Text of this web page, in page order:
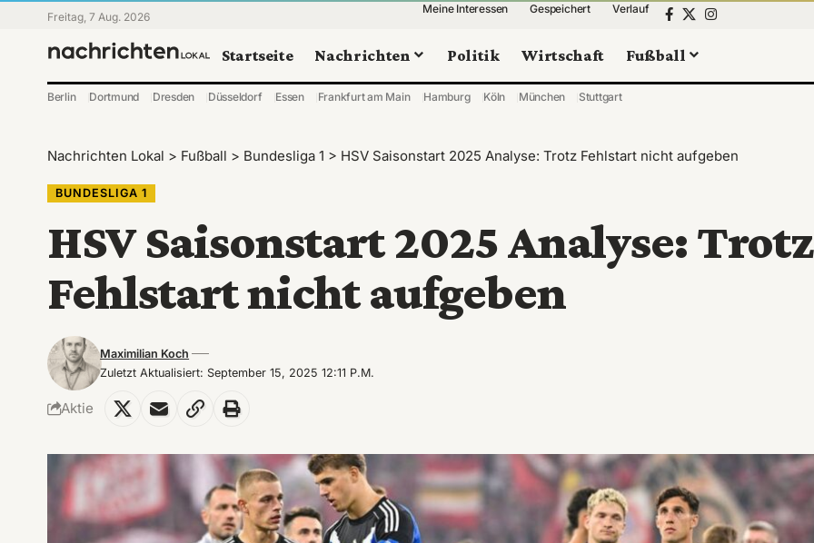
Freitag, 7 Aug. 2026
Meine Interessen Gespeichert Verlauf
Startseite Nachrichten Politik Wirtschaft Fußball
Berlin Dortmund Dresden Düsseldorf Essen Frankfurt am Main Hamburg Köln München Stuttgart
Nachrichten Lokal > Fußball > Bundesliga 1 > HSV Saisonstart 2025 Analyse: Trotz Fehlstart nicht aufgeben
BUNDESLIGA 1
HSV Saisonstart 2025 Analyse: Trotz
Fehlstart nicht aufgeben
Zuletzt Aktualisiert: September 15, 2025 12:11 P.m.
Maximilian Koch
Aktie